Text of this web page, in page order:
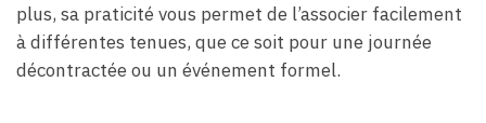
plus, sa praticité vous permet de l’associer facilement
à différentes tenues, que ce soit pour une journée
décontractée ou un événement formel.